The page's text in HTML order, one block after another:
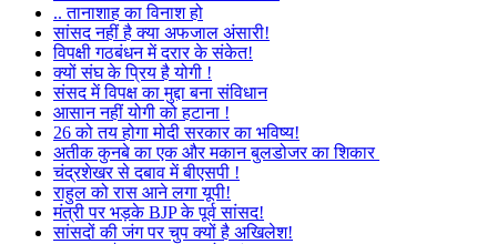
.. तानाशाह का विनाश हो
सांसद नहीं है क्या अफजाल अंसारी!
विपक्षी गठबंधन में दरार के संकेत!
क्यों संघ के प्रिय है योगी !
संसद में विपक्ष का मुद्दा बना संविधान
आसान नहीं योगी को हटाना !
26 को तय होगा मोदी सरकार का भविष्य!
अतीक कुनबे का एक और मकान बुलडोजर का शिकार
चंद्रशेखर से दबाव में बीएसपी !
राहुल को रास आने लगा यूपी!
मंत्री पर भड़के BJP के पूर्व सांसद!
सांसदों की जंग पर चुप क्यों है अखिलेश!